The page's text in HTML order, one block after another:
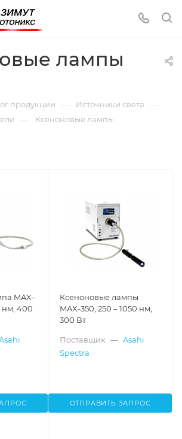
лампы
продукции — Источники света —
— Ксеноновые лампы
MAX-
нм, 400
Ксеноновые лампы
MAX-350, 250 – 1050 нм,
300 Вт
Поставщик — Asahi
Spectra
ОТПРАВИТЬ ЗАПРОС